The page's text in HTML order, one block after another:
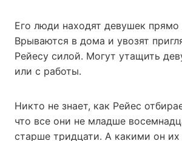
Его люди находят девушек прямо
Врываются в дома и увозят
Рейесу силой. Могут утащить
или с работы.
Никто не знает, как Рейес
что все они не младше
старше тридцати. А какими он